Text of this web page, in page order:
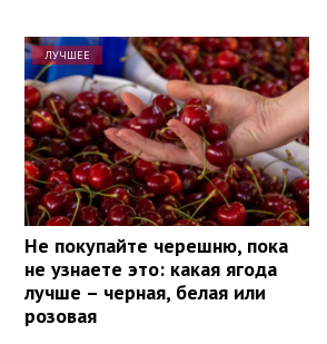
ЛУЧШЕЕ
Не покупайте черешню, пока
не узнаете это: какая ягода
лучше – черная, белая или
розовая